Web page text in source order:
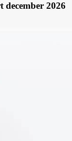
2026